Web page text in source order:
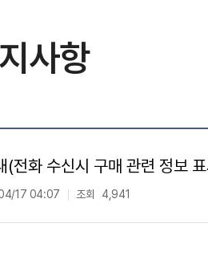
사항
전화 수신시 구매 관련 정보
17 04:07 조회 4,941